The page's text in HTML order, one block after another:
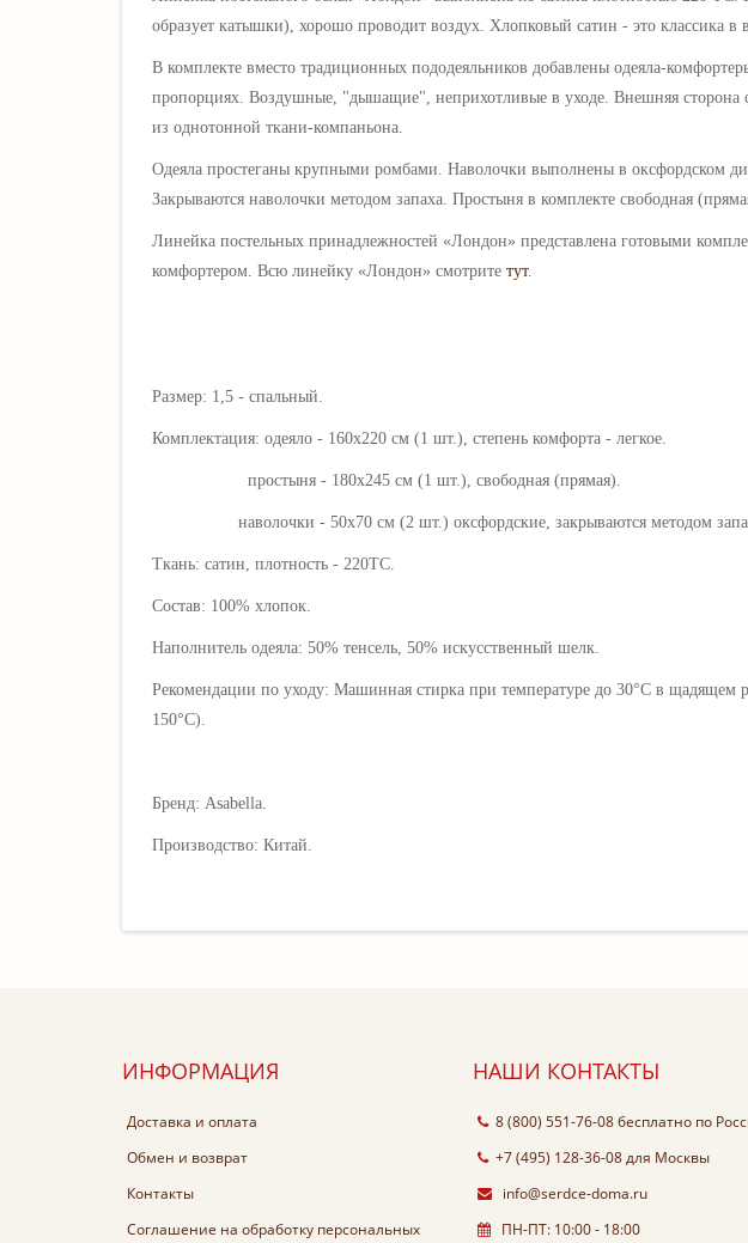
образует катышки), хорошо проводит воздух. Хлопковый сатин - это классика в
В комплекте вместо традиционных пододеяльников добавлены одеяла-
пропорциях. Воздушные, "дышащие", неприхотливые в уходе. Внешняя сторона
из однотонной ткани-компаньона.
Одеяла простеганы крупными ромбами. Наволочки выполнены в оксфордском
Закрываются наволочки методом запаха. Простыня в комплекте свободная
Линейка постельных принадлежностей «Лондон» представлена готовыми
комфортером. Всю линейку «Лондон» смотрите тут.
Размер: 1,5 - спальный.
Комплектация: одеяло - 160х220 см (1 шт.), степень комфорта - легкое.
простыня - 180х245 см (1 шт.), свободная (прямая).
наволочки - 50х70 см (2 шт.) оксфордские, закрываются методом
Ткань: сатин, плотность - 220ТС.
Состав: 100% хлопок.
Наполнитель одеяла: 50% тенсель, 50% искусственный шелк.
Рекомендации по уходу: Машинная стирка при температуре до 30°C в щадящем
150°C).
Бренд: Asabella.
Производство: Китай.
ИНФОРМАЦИЯ
Доставка и оплата
Обмен и возврат
Контакты
Соглашение на обработку персональных
НАШИ КОНТАКТЫ
8 (800) 551-76-08бесплатно по
+7 (495) 128-36-08для Москвы
info@serdce-doma.ru
ПН-ПТ: 10:00 - 18:00